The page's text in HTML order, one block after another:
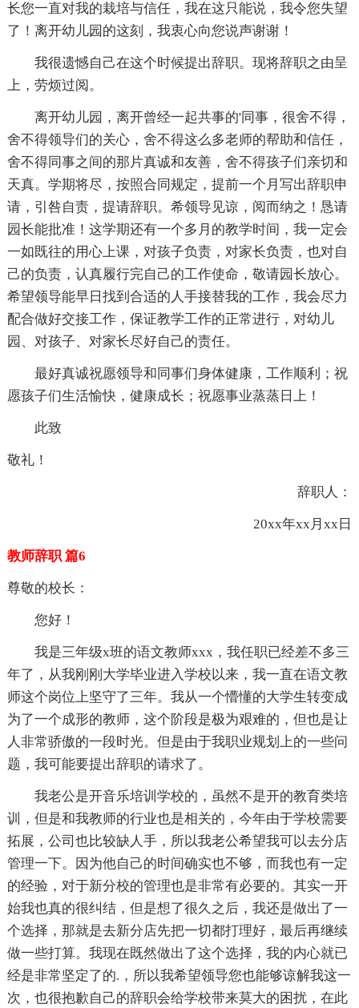
长您一直对我的栽培与信任，我在这只能说，我令您失望
了！离开幼儿园的这刻，我衷心向您说声谢谢！
我很遗憾自己在这个时候提出辞职。现将辞职之由呈
上，劳烦过阅。
离开幼儿园，离开曾经一起共事的'同事，很舍不得，
舍不得领导们的关心，舍不得这么多老师的帮助和信任，
舍不得同事之间的那片真诚和友善，舍不得孩子们亲切和
天真。学期将尽，按照合同规定，提前一个月写出辞职申
请，引咎自责，提请辞职。希领导见谅，阅而纳之！恳请
园长能批准！这学期还有一个多月的教学时间，我一定会
一如既往的用心上课，对孩子负责，对家长负责，也对自
己的负责，认真履行完自己的工作使命，敬请园长放心。
希望领导能早日找到合适的人手接替我的工作，我会尽力
配合做好交接工作，保证教学工作的正常进行，对幼儿
园、对孩子、对家长尽好自己的责任。
最好真诚祝愿领导和同事们身体健康，工作顺利；祝
愿孩子们生活愉快，健康成长；祝愿事业蒸蒸日上！
此致
敬礼！
辞职人：
20xx年xx月xx日
教师辞职 篇6
尊敬的校长：
您好！
我是三年级x班的语文教师xxx，我任职已经差不多三
年了，从我刚刚大学毕业进入学校以来，我一直在语文教
师这个岗位上坚守了三年。我从一个懵懂的大学生转变成
为了一个成形的教师，这个阶段是极为艰难的，但也是让
人非常骄傲的一段时光。但是由于我职业规划上的一些问
题，我可能要提出辞职的请求了。
我老公是开音乐培训学校的，虽然不是开的教育类培
训，但是和我教师的行业也是相关的，今年由于学校需要
拓展，公司也比较缺人手，所以我老公希望我可以去分店
管理一下。因为他自己的时间确实也不够，而我也有一定
的经验，对于新分校的管理也是非常有必要的。其实一开
始我也真的很纠结，但是想了很久之后，我还是做出了一
个选择，那就是去新分店先把一切都打理好，最后再继续
做一些打算。我现在既然做出了这个选择，我的内心就已
经是非常坚定了的.，所以我希望领导您也能够谅解我这一
次，也很抱歉自己的辞职会给学校带来莫大的困扰，在此